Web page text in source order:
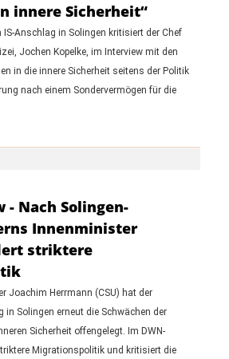
innere Sicherheit“
Anschlag in Solingen kritisiert der Chef
Jochen Kopelke, im Interview mit den
in die innere Sicherheit seitens der Politik
nach einem Sondervermögen für die
- Nach Solingen-
Innenminister
striktere
Joachim Herrmann (CSU) hat der
Solingen erneut die Schwächen der
Sicherheit offengelegt. Im DWN-
Migrationspolitik und kritisiert die